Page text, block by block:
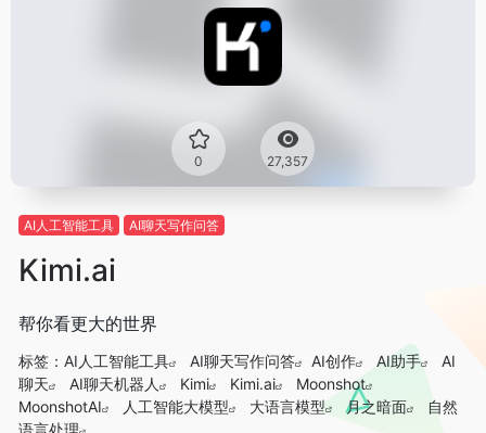
0 27,357
AI人工智能工具 AI聊天写作问答
Kimi.ai
帮你看更大的世界
标签： AI人工智能工具 AI聊天写作问答 AI创作 AI助手
AI
聊天
AI聊天机器人 Kimi Kimi.ai
Moonshot
MoonshotAI
人工智能大模型 大语言模型 月之暗面
自然
语言处理